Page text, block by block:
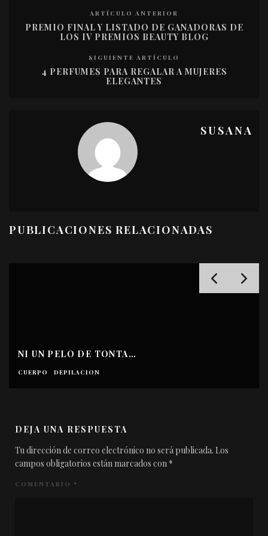
ARTÍCULO ANTERIOR
PREMIO FINAL Y LISTADO DE GANADORAS DE
LOS IV PREMIOS BEAUTY BLOG
SIGUIENTE ARTÍCULO
4 PERFUMES PARA REGALAR A MUJERES
ELEGANTES
SUSANA
PUBLICACIONES RELACIONADAS
NI UN PELO DE TONTA…
CUERPO DEPILACION
DEJA UNA RESPUESTA
Tu dirección de correo electrónico no será publicada. Los
campos obligatorios están marcados con *
COMENTARIO *